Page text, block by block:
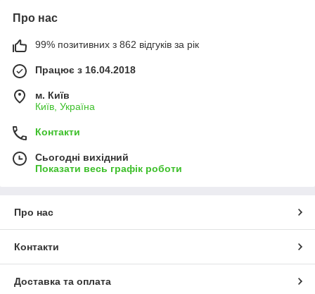
Про нас
99% позитивних з 862 відгуків за рік
Працює з 16.04.2018
м. Київ
Київ, Україна
Контакти
Сьогодні вихідний
Показати весь графік роботи
Про нас
Контакти
Доставка та оплата